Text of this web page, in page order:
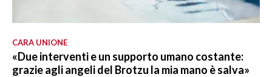
CARA UNIONE
«Due interventi e un supporto umano costante:
grazie agli angeli del Brotzu la mia mano è salva»